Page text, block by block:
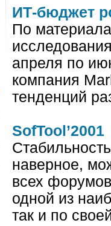
ИТ-бюджет
По
апреля по
компания
тенденций
SofTool’2001
наверное,
всех
одной из
так и по